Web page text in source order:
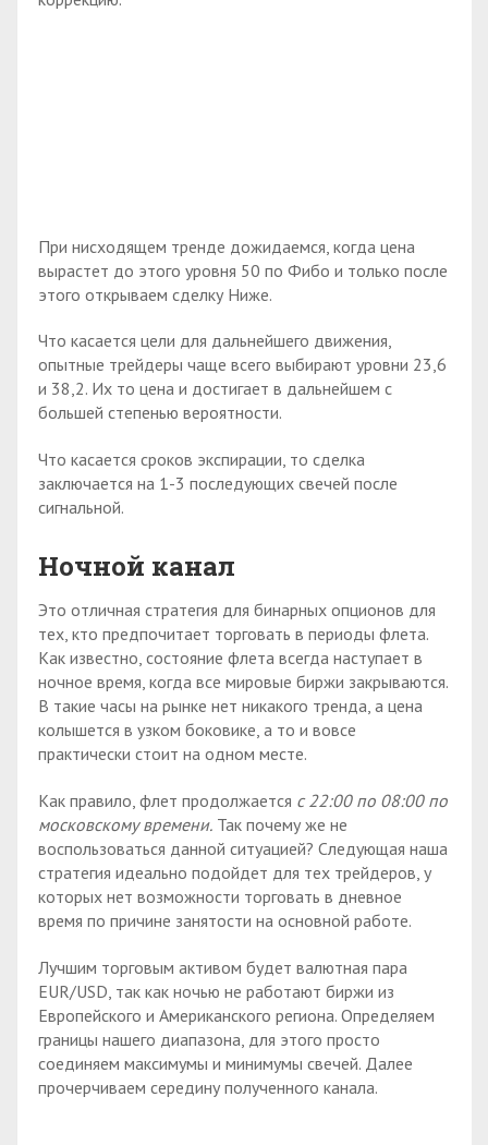
При нисходящем тренде дожидаемся, когда цена
вырастет до этого уровня 50 по Фибо и только после
этого открываем сделку Ниже.
Что касается цели для дальнейшего движения,
опытные трейдеры чаще всего выбирают уровни 23,6
и 38,2. Их то цена и достигает в дальнейшем с
большей степенью вероятности.
Что касается сроков экспирации, то сделка
заключается на 1-3 последующих свечей после
сигнальной.
Ночной канал
Это отличная стратегия для бинарных опционов для
тех, кто предпочитает торговать в периоды флета.
Как известно, состояние флета всегда наступает в
ночное время, когда все мировые биржи закрываются.
В такие часы на рынке нет никакого тренда, а цена
колышется в узком боковике, а то и вовсе
практически стоит на одном месте.
Как правило, флет продолжается с 22:00 по 08:00 по
московскому времени. Так почему же не
воспользоваться данной ситуацией? Следующая наша
стратегия идеально подойдет для тех трейдеров, у
которых нет возможности торговать в дневное
время по причине занятости на основной работе.
Лучшим торговым активом будет валютная пара
EUR/USD, так как ночью не работают биржи из
Европейского и Американского региона. Определяем
границы нашего диапазона, для этого просто
соединяем максимумы и минимумы свечей. Далее
прочерчиваем середину полученного канала.